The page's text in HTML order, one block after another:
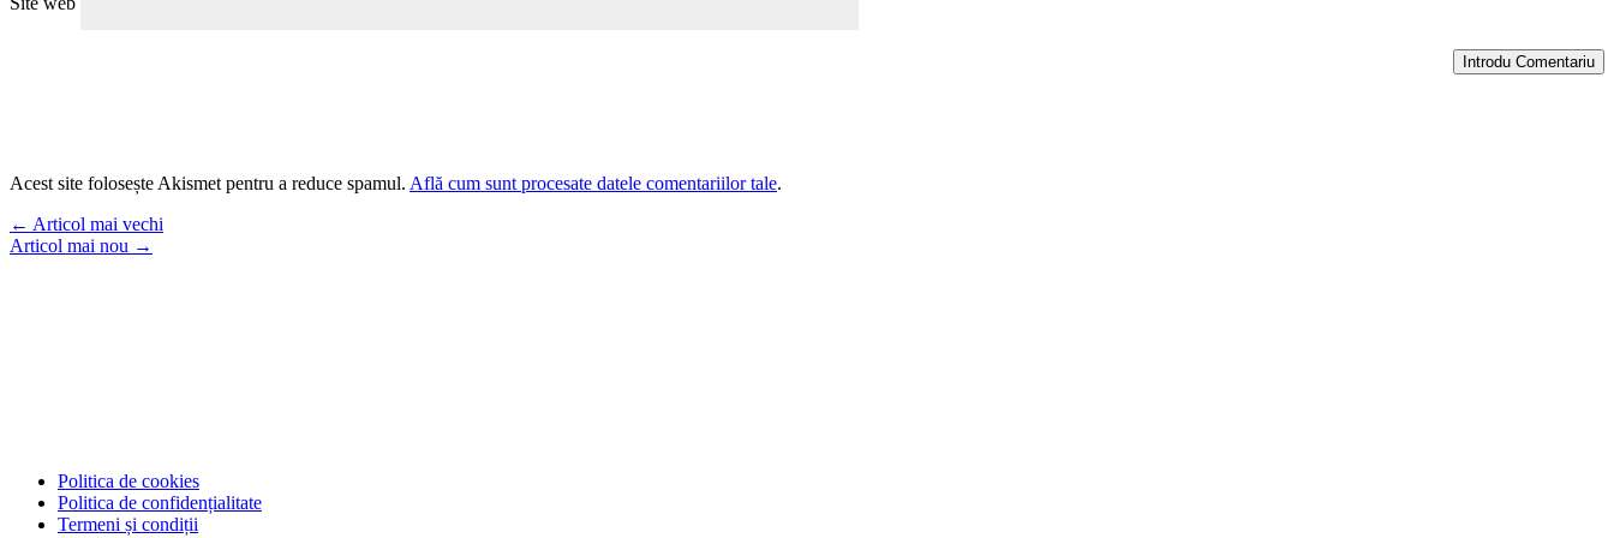
Introdu Comentariu
Acest site folosește Akismet pentru a reduce spamul. Află cum sunt procesate datele comentariilor tale.
← Articol mai vechi
Articol mai nou →
Politica de cookies
Politica de confidențialitate
Termeni și condiții